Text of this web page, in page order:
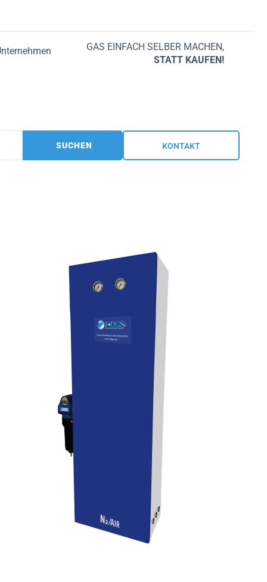
GAS EINFACH SELBER MACHEN,
STATT KAUFEN!
SUCHEN KONTAKT